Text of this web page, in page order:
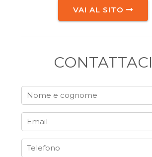
VAI AL SITO
CONTATTACI